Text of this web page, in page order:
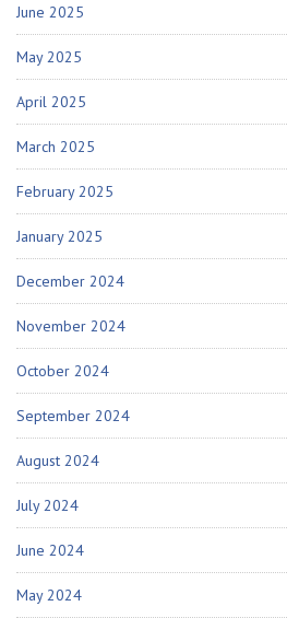
June 2025
May 2025
April 2025
March 2025
February 2025
January 2025
December 2024
November 2024
October 2024
September 2024
August 2024
July 2024
June 2024
May 2024